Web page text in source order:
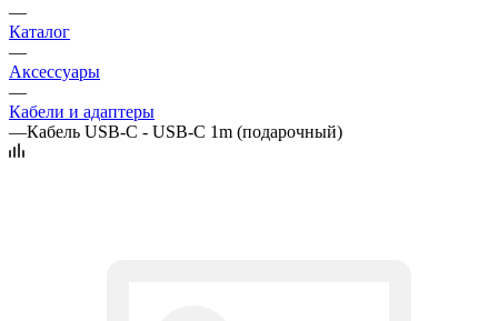
—
Каталог
—
Аксессуары
—
Кабели и адаптеры
—Кабель USB-C - USB-C 1m (подарочный)